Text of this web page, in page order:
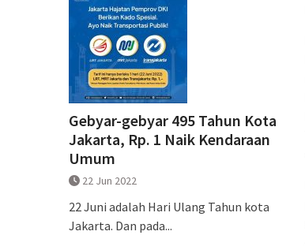
Gebyar-gebyar 495 Tahun Kota
Jakarta, Rp. 1 Naik Kendaraan
Umum
22 Jun 2022
22 Juni adalah Hari Ulang Tahun kota
Jakarta. Dan pada...